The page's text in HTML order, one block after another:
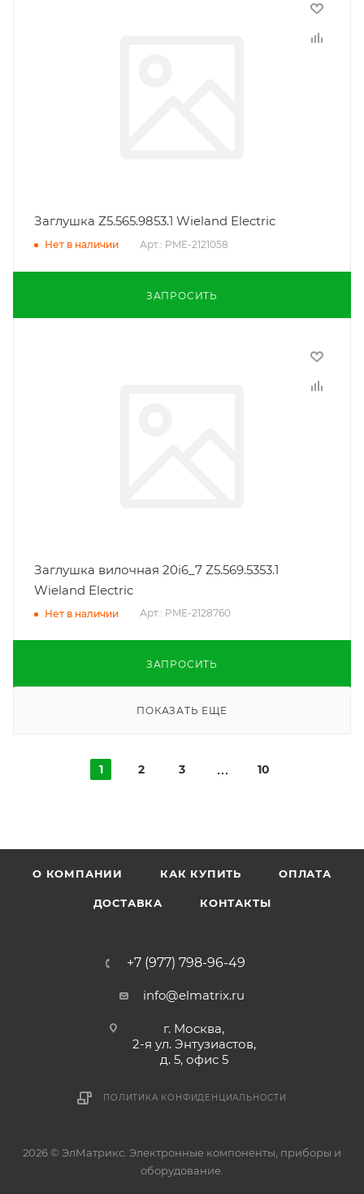
Заглушка Z5.565.9853.1 Wieland Electric
Нет в наличии Арт.: PME-2121058
ЗАПРОСИТЬ
Заглушка вилочная 20i6_7 Z5.569.5353.1
Wieland Electric
Нет в наличии Арт.: PME-2128760
ЗАПРОСИТЬ
ПОКАЗАТЬ ЕЩЕ
1 2 3 10
О КОМПАНИИ КАК КУПИТЬ ОПЛАТА
ДОСТАВКА КОНТАКТЫ
+7 (977) 798-96-49
info@elmatrix.ru
г. Москва,
2-я ул. Энтузиастов,
д. 5, офис 5
ПОЛИТИКА КОНФИДЕНЦИАЛЬНОСТИ
2026 © ЭлМатрикс. Электронные компоненты, приборы и
оборудование.